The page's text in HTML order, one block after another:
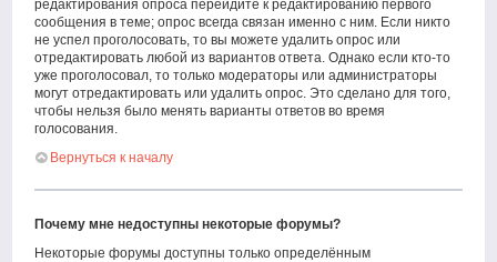
редактирования опроса перейдите к редактированию первого
сообщения в теме; опрос всегда связан именно с ним. Если никто
не успел проголосовать, то вы можете удалить опрос или
отредактировать любой из вариантов ответа. Однако если кто-то
уже проголосовал, то только модераторы или администраторы
могут отредактировать или удалить опрос. Это сделано для того,
чтобы нельзя было менять варианты ответов во время
голосования.
Вернуться к началу
Почему мне недоступны некоторые форумы?
Некоторые форумы доступны только определённым